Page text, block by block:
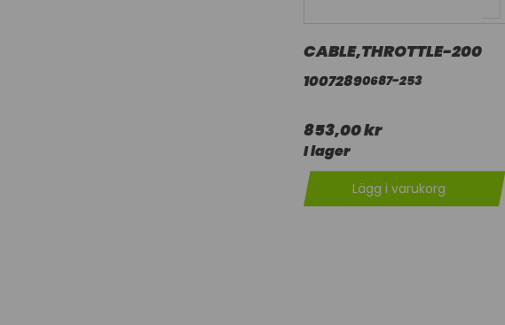
CABLE,THROTTLE-200
10072890687-253
853,00 kr
I lager
Lägg i varukorg